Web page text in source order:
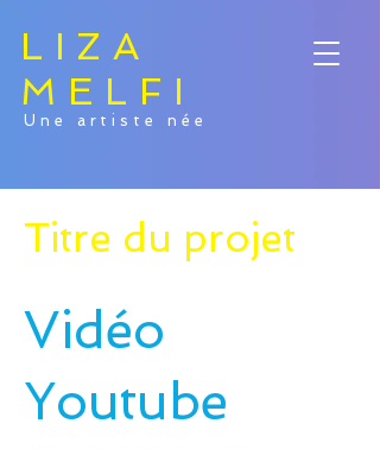
LIZA
MELFI
Une artiste née
Titre du projet
Vidéo
Youtube